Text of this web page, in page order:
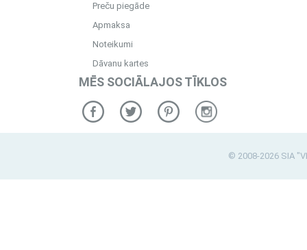
Preču piegāde
Apmaksa
Noteikumi
Dāvanu kartes
MĒS SOCIĀLAJOS TĪKLOS
© 2008-2026 SIA